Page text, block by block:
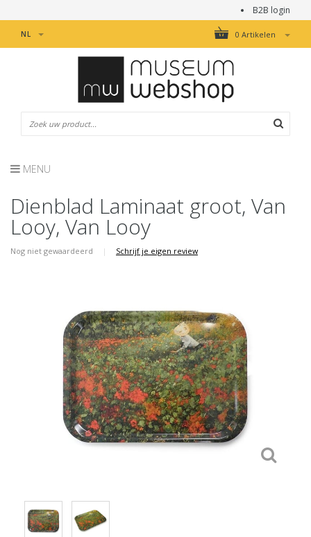
B2B login
0 Artikelen
NL
MENU
Dienblad Laminaat groot, Van
Looy, Van Looy
Nog niet gewaardeerd | Schrijf je eigen review